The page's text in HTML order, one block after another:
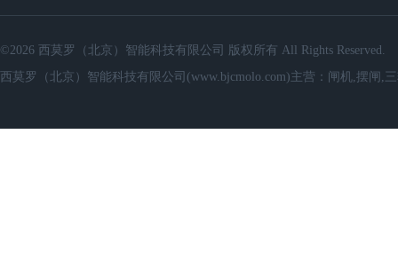
©2026 西莫罗（北京）智能科技有限公司 版权所有 All Rights Reserved.
西莫罗（北京）智能科技有限公司(www.bjcmolo.com)主营：闸机,摆闸,